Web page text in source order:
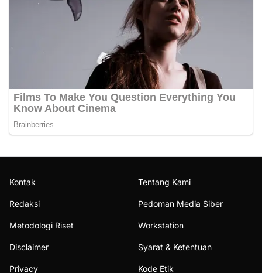
Kontak Tentang Kami
Redaksi Pedoman Media Siber
Metodologi Riset Workstation
Disclaimer Syarat & Ketentuan
Privacy Kode Etik